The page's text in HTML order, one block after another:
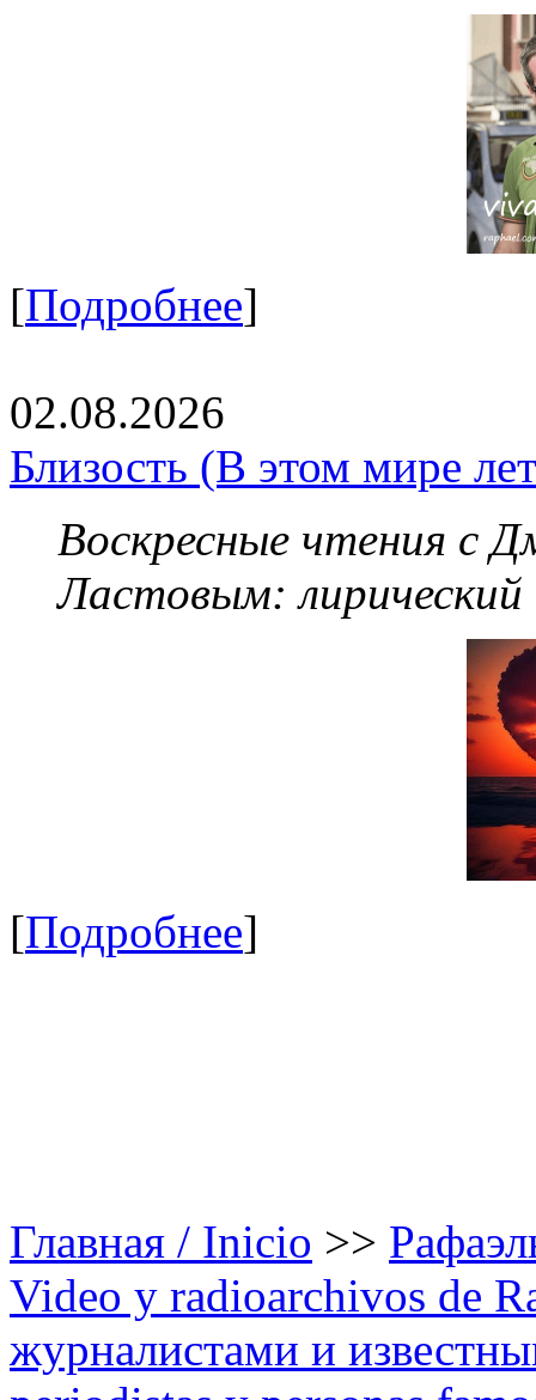
[Подробнее]
02.08.2026
Близость (В этом мире
Воскресные чтения с
Ластовым:
[Подробнее]
Главная / Inicio >>
Video y radioarchivos de
журналистами и